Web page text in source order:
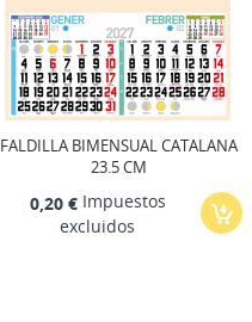
FALDILLA BIMENSUAL CATALANA
23.5 CM
0,20 €Impuestos
excluidos